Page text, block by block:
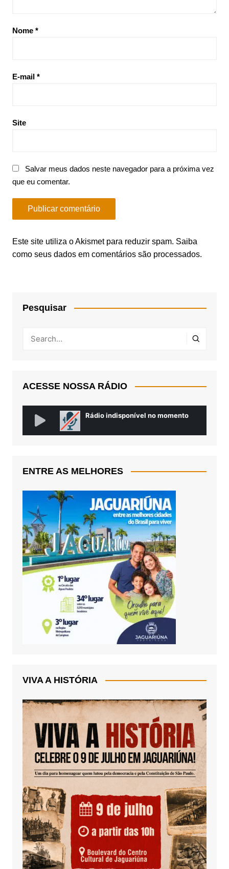
Nome *
E-mail *
Site
Salvar meus dados neste navegador para a próxima vez
que eu comentar.
Este site utiliza o Akismet para reduzir spam. Saiba
como seus dados em comentários são processados.
Pesquisar
ACESSE NOSSA RÁDIO
ENTRE AS MELHORES
VIVA A HISTÓRIA